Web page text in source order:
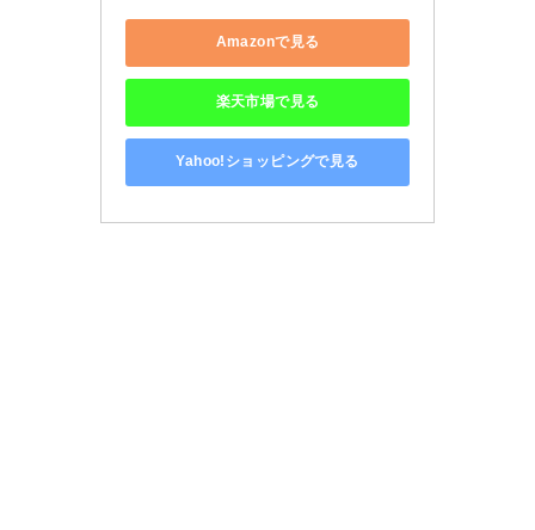
Amazonで見る
楽天市場で見る
Yahoo!ショッピングで見る